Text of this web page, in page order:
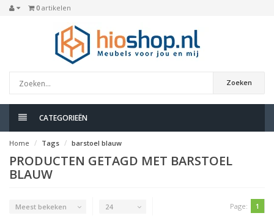
0 artikelen
Zoeken
CATEGORIEËN
Home Tags barstoel blauw
PRODUCTEN GETAGD MET BARSTOEL
BLAUW
Meest bekeken 24 Page: 1